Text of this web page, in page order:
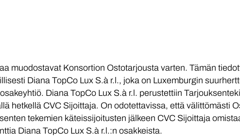
muodostavat Konsortion Ostotarjousta varten. Tämän
Diana TopCo Lux S.à r.l., joka on Luxemburgin
Diana TopCo Lux S.à r.l. perustettiin
hetkellä CVC Sijoittaja. On odotettavissa, että välittömästi
tekemien käteissijoitusten jälkeen CVC Sijoittaja
Diana TopCo Lux S.à r.l.:n osakkeista.